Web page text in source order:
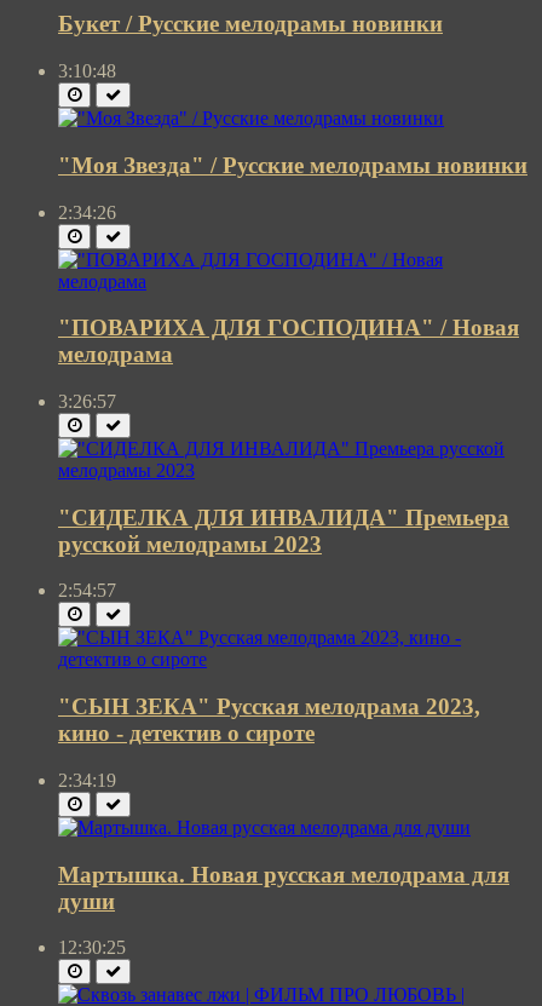
Букет / Русские мелодрамы новинки
3:10:48
"Моя Звезда" / Русские мелодрамы новинки
2:34:26
"ПОВАРИХА ДЛЯ ГОСПОДИНА" / Новая
мелодрама
3:26:57
"СИДЕЛКА ДЛЯ ИНВАЛИДА" Премьера
русской мелодрамы 2023
2:54:57
"СЫН ЗЕКА" Русская мелодрама 2023,
кино - детектив о сироте
2:34:19
Мартышка. Новая русская мелодрама для
души
12:30:25